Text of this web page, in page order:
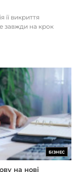
її викриття
завжди на крок
БІЗНЕС
на нові